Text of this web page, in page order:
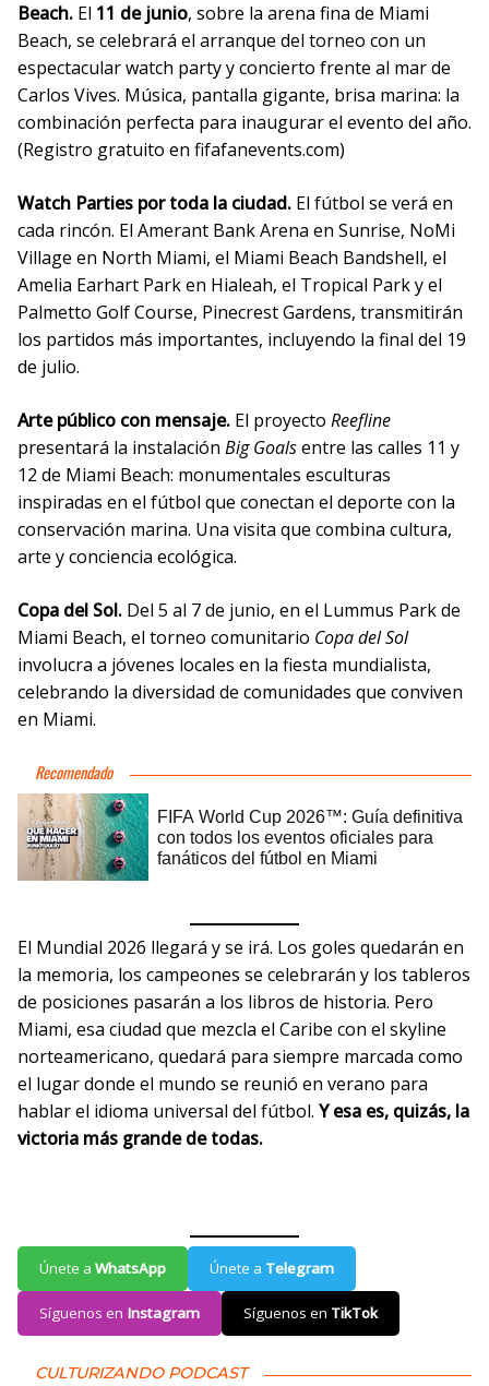
Beach. El 11 de junio, sobre la arena fina de Miami
Beach, se celebrará el arranque del torneo con un
espectacular watch party y concierto frente al mar de
Carlos Vives. Música, pantalla gigante, brisa marina: la
combinación perfecta para inaugurar el evento del año.
(Registro gratuito en fifafanevents.com)
Watch Parties por toda la ciudad. El fútbol se verá en
cada rincón. El Amerant Bank Arena en Sunrise, NoMi
Village en North Miami, el Miami Beach Bandshell, el
Amelia Earhart Park en Hialeah, el Tropical Park y el
Palmetto Golf Course, Pinecrest Gardens, transmitirán
los partidos más importantes, incluyendo la final del 19
de julio.
Arte público con mensaje. El proyecto Reefline
presentará la instalación Big Goalsentre las calles 11 y
12 de Miami Beach: monumentales esculturas
inspiradas en el fútbol que conectan el deporte con la
conservación marina. Una visita que combina cultura,
arte y conciencia ecológica.
Copa del Sol. Del 5 al 7 de junio, en el Lummus Park de
Miami Beach, el torneo comunitario Copa del Sol
involucra a jóvenes locales en la fiesta mundialista,
celebrando la diversidad de comunidades que conviven
en Miami.
El Mundial 2026 llegará y se irá. Los goles quedarán en
la memoria, los campeones se celebrarán y los tableros
de posiciones pasarán a los libros de historia. Pero
Miami, esa ciudad que mezcla el Caribe con el skyline
norteamericano, quedará para siempre marcada como
el lugar donde el mundo se reunió en verano para
hablar el idioma universal del fútbol. Y esa es, quizás, la
victoria más grande de todas.
Únete a WhatsApp Únete a Telegram
Síguenos en Instagram Síguenos en TikTok
CULTURIZANDO PODCAST